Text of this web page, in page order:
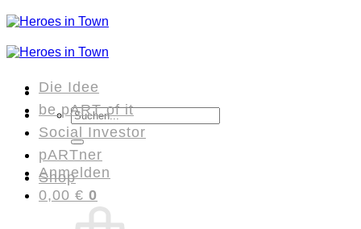
Zum
Inhalt
Suchen
nach:
Anmelden
0,00 € 0
Die Idee
be pART of it
Social Investor
pARTner
Shop